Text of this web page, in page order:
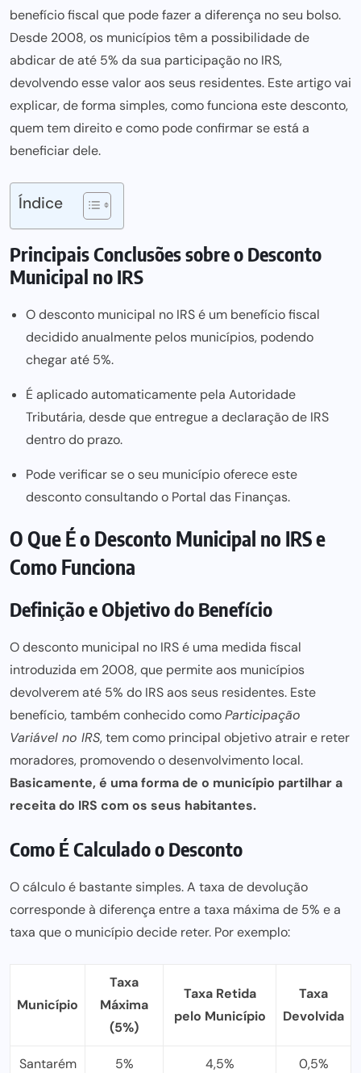
benefício fiscal que pode fazer a diferença no seu bolso.
Desde 2008, os municípios têm a possibilidade de
abdicar de até 5% da sua participação no IRS,
devolvendo esse valor aos seus residentes. Este artigo vai
explicar, de forma simples, como funciona este desconto,
quem tem direito e como pode confirmar se está a
beneficiar dele.
Índice
Principais Conclusões sobre o Desconto
Municipal no IRS
O desconto municipal no IRS é um benefício fiscal
decidido anualmente pelos municípios, podendo
chegar até 5%.
É aplicado automaticamente pela Autoridade
Tributária, desde que entregue a declaração de IRS
dentro do prazo.
Pode verificar se o seu município oferece este
desconto consultando o Portal das Finanças.
O Que É o Desconto Municipal no IRS e
Como Funciona
Definição e Objetivo do Benefício
O desconto municipal no IRS é uma medida fiscal
introduzida em 2008, que permite aos municípios
devolverem até 5% do IRS aos seus residentes. Este
benefício, também conhecido comoParticipação
Variável no IRS, tem como principal objetivo atrair e reter
moradores, promovendo o desenvolvimento local.
Basicamente, é uma forma de o município partilhar a
receita do IRS com os seus habitantes.
Como É Calculado o Desconto
O cálculo é bastante simples. A taxa de devolução
corresponde à diferença entrea taxa máxima de 5% e a
taxa que o município decide reter. Por exemplo:
Município
Taxa
Máxima
(5%)
Taxa Retida
pelo Município
Taxa
Devolvida
Santarém 5% 4,5% 0,5%